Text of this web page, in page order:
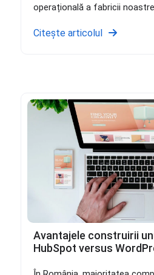
operațională a fabricii
Citește articolul
Avantajele construirii
HubSpot versus